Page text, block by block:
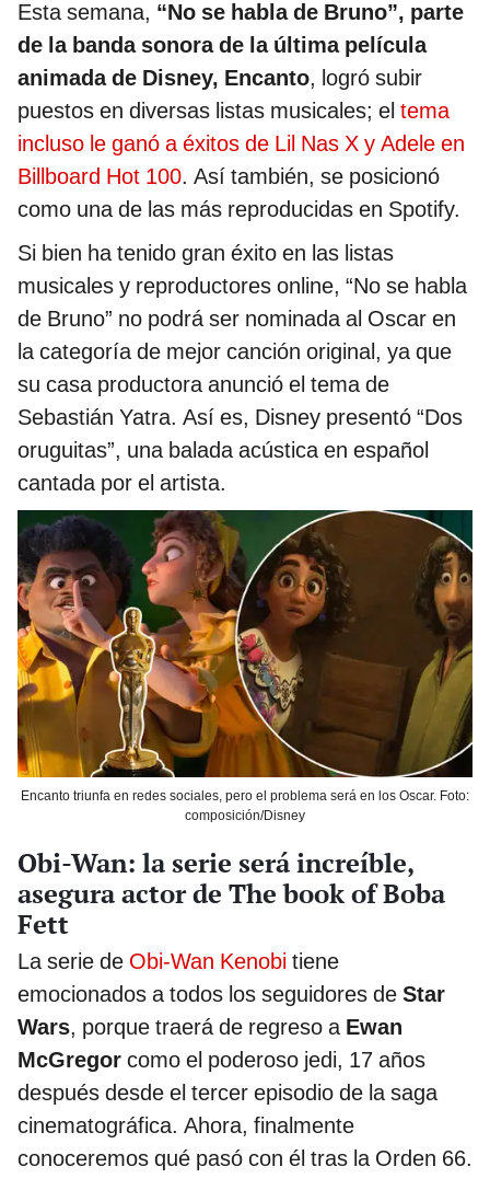
Esta semana, “No se habla de Bruno”, parte
de la banda sonora de la última película
animada de Disney, Encanto, logró subir
puestos en diversas listas musicales; el tema
incluso le ganó a éxitos de Lil Nas X y Adele en
Billboard Hot 100. Así también, se posicionó
como una de las más reproducidas en Spotify.
Si bien ha tenido gran éxito en las listas
musicales y reproductores online, “No se habla
de Bruno” no podrá ser nominada al Oscar en
la categoría de mejor canción original, ya que
su casa productora anunció el tema de
Sebastián Yatra. Así es, Disney presentó “Dos
oruguitas”, una balada acústica en español
cantada por el artista.
Encanto triunfa en redes sociales, pero el problema será en los Oscar. Foto:
composición/Disney
Obi-Wan: la serie será increíble,
asegura actor de The book of Boba
Fett
La serie de Obi-Wan Kenobi tiene
emocionados a todos los seguidores de Star
Wars, porque traerá de regreso a Ewan
McGregor como el poderoso jedi, 17 años
después desde el tercer episodio de la saga
cinematográfica. Ahora, finalmente
conoceremos qué pasó con él tras la Orden 66.